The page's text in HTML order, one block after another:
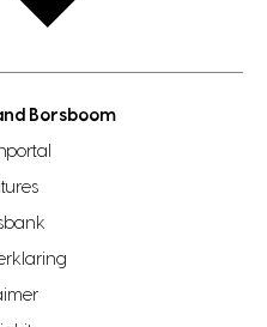
haag
Borsboom